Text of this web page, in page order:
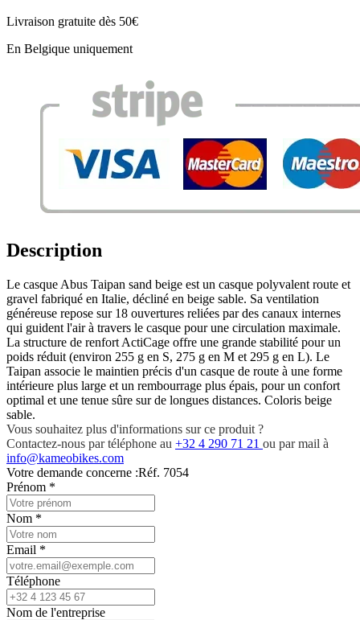
Livraison gratuite dès 50€
En Belgique uniquement
Description
Le casque Abus Taipan sand beige est un casque polyvalent route et
gravel fabriqué en Italie, décliné en beige sable. Sa ventilation
généreuse repose sur 18 ouvertures reliées par des canaux internes
qui guident l'air à travers le casque pour une circulation maximale.
La structure de renfort ActiCage offre une grande stabilité pour un
poids réduit (environ 255 g en S, 275 g en M et 295 g en L). Le
Taipan associe le maintien précis d'un casque de route à une forme
intérieure plus large et un rembourrage plus épais, pour un confort
optimal et une tenue sûre sur de longues distances. Coloris beige
sable.
Vous souhaitez plus d'informations sur ce produit ?
Contactez-nous par téléphone au +32 4 290 71 21 ou par mail à
info@kameobikes.com
Votre demande concerne :Réf. 7054
Prénom *
Nom *
Email *
Téléphone
Nom de l'entreprise